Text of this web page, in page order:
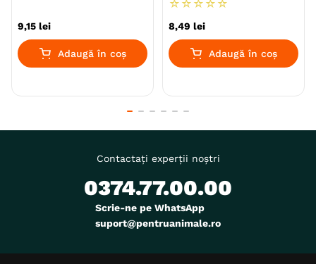
9,15 lei
Adaugă în coș
☆ ☆ ☆ ☆ ☆
8,49 lei
Adaugă în coș
Contactați experții noștri
0374.77.00.00
Scrie-ne pe WhatsApp
suport@pentruanimale.ro